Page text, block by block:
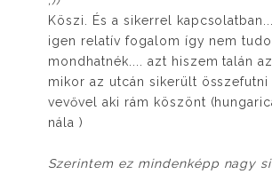
Köszi. És a sikerrel
igen relatív fogalom így nem
mondhatnék.... azt hiszem talán
mikor az utcán sikerült összefutni
vevővel aki rám köszönt
nála )
Szerintem ez mindenképp nagy